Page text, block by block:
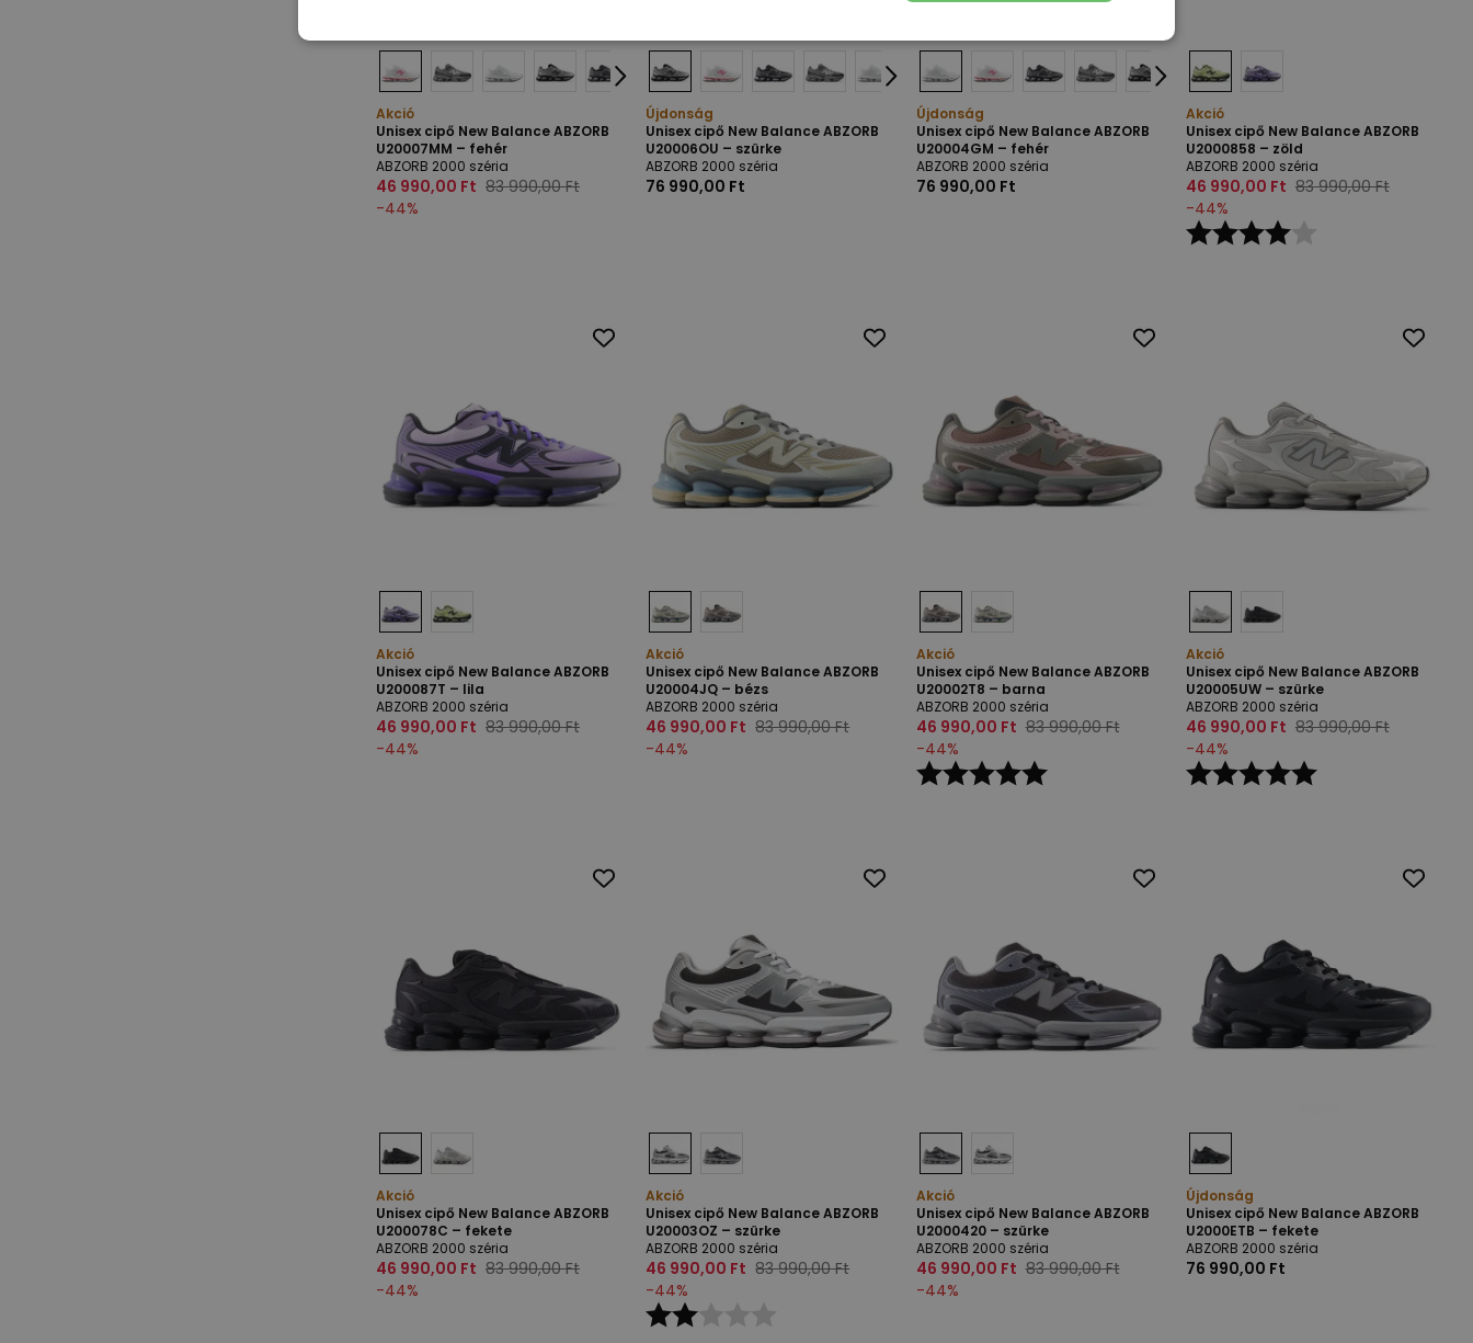
Akció
Unisex cipő New Balance ABZORB
U20007MM – fehér
ABZORB 2000 széria
46 990,00 Ft 83 990,00 Ft
-44%
Újdonság
Unisex cipő New Balance ABZORB
U20006OU – szürke
ABZORB 2000 széria
76 990,00 Ft
Újdonság
Unisex cipő New Balance ABZORB
U20004GM – fehér
ABZORB 2000 széria
76 990,00 Ft
Akció
Unisex cipő New Balance ABZORB
U2000858 – zöld
ABZORB 2000 széria
46 990,00 Ft 83 990,00 Ft
-44%
Akció
Unisex cipő New Balance ABZORB
U200087T – lila
ABZORB 2000 széria
46 990,00 Ft 83 990,00 Ft
-44%
Akció
Unisex cipő New Balance ABZORB
U20004JQ – bézs
ABZORB 2000 széria
46 990,00 Ft 83 990,00 Ft
-44%
Akció
Unisex cipő New Balance ABZORB
U20002T8 – barna
ABZORB 2000 széria
46 990,00 Ft 83 990,00 Ft
-44%
Akció
Unisex cipő New Balance ABZORB
U20005UW – szürke
ABZORB 2000 széria
46 990,00 Ft 83 990,00 Ft
-44%
Akció
Unisex cipő New Balance ABZORB
U200078C – fekete
ABZORB 2000 széria
46 990,00 Ft 83 990,00 Ft
-44%
Akció
Unisex cipő New Balance ABZORB
U20003OZ – szürke
ABZORB 2000 széria
46 990,00 Ft 83 990,00 Ft
-44%
Akció
Unisex cipő New Balance ABZORB
U2000420 – szürke
ABZORB 2000 széria
46 990,00 Ft 83 990,00 Ft
-44%
Újdonság
Unisex cipő New Balance ABZORB
U2000ETB – fekete
ABZORB 2000 széria
76 990,00 Ft